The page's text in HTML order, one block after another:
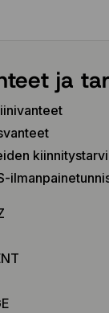
ja